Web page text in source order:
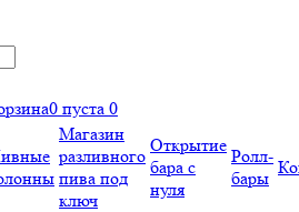
0 пуста 0
Магазин
разливного
пива под
ключ
Открытие
бара с
нуля
Ролл-
бары